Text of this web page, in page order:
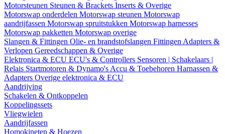
Motorsteunen Steunen & Brackets Inserts & Overige
Motorswap onderdelen Motorswap steunen Motorswap
aandrijfassen Motorswap spruitstukken Motorswap harnesses
Motorswap pakketten Motorswap overige
Slangen & Fittingen Olie- en brandstofslangen Fittingen Adapters &
Verlopen Gereedschappen & Overige
Elektronica & ECU ECU's & Controllers Sensoren | Schakelaars |
Relais Startmotoren & Dynamo's Accu & Toebehoren Harnassen &
Adapters Overige elektronica & ECU
Aandrijving
Schakelen & Ontkoppelen
Koppelingssets
Vliegwielen
Aandrijfassen
Homokineten & Hoezen